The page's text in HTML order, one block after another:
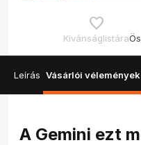
Kívánságlistára
Leírás Vásárlói vélemények
A Gemini ezt